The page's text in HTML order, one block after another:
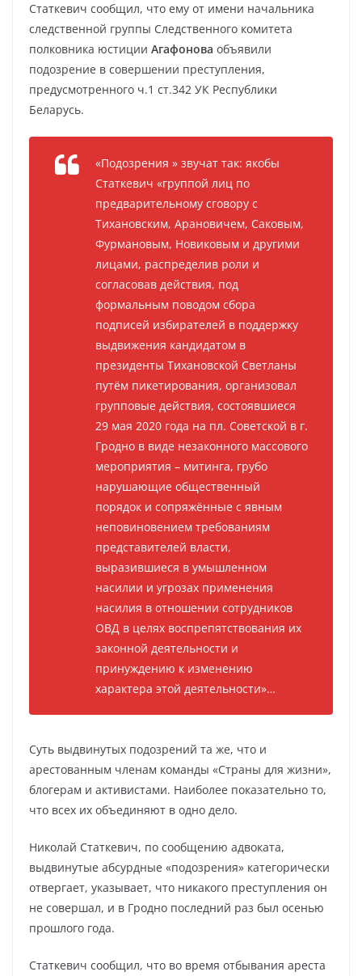
Статкевич сообщил, что ему от имени начальника
следственной группы Следственного комитета
полковника юстиции Агафонова объявили
подозрение в совершении преступления,
предусмотренного ч.1 ст.342 УК Республики
Беларусь.
«Подозрения » звучат так: якобы
Статкевич «группой лиц по
предварительному сговору с
Тихановским, Арановичем, Саковым,
Фурмановым, Новиковым и другими
лицами, распределив роли и
согласовав действия, под
формальным поводом сбора
подписей избирателей в поддержку
выдвижения кандидатом в
президенты Тихановской Светланы
путём пикетирования, организовал
групповые действия, состоявшиеся
29 мая 2020 года на пл. Советской в г.
Гродно в виде незаконного массового
мероприятия – митинга, грубо
нарушающие общественный
порядок и сопряжённые с явным
неповиновением требованиям
представителей власти,
выразившиеся в умышленном
насилии и угрозах применения
насилия в отношении сотрудников
ОВД в целях воспрепятствования их
законной деятельности и
принуждению к изменению
характера этой деятельности»…
Суть выдвинутых подозрений та же, что и
арестованным членам команды «Страны для жизни»,
блогерам и активистами. Наиболее показательно то,
что всех их объединяют в одно дело.
Николай Статкевич, по сообщению адвоката,
выдвинутые абсурдные «подозрения» категорически
отвергает, указывает, что никакого преступления он
не совершал, и в Гродно последний раз был осенью
прошлого года.
Статкевич сообщил, что во время отбывания ареста